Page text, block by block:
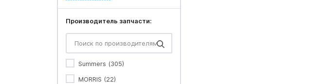
Производитель запчасти:
Summers (305)
MORRIS (22)